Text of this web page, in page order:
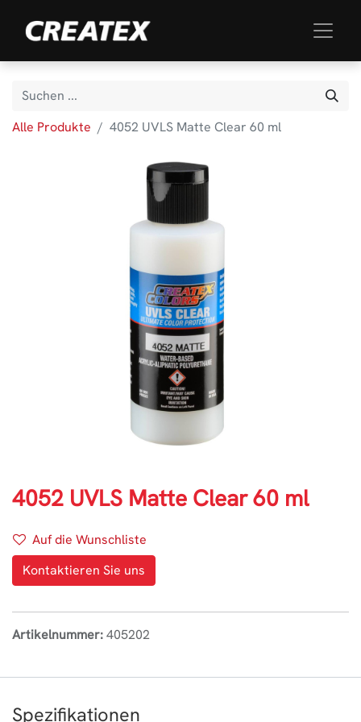
Alle Produkte 4052 UVLS Matte Clear 60 ml
4052 UVLS Matte Clear 60 ml
Auf die Wunschliste
Kontaktieren Sie uns
Artikelnummer:405202
Spezifikationen